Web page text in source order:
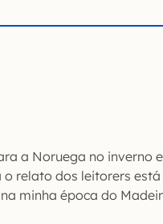
a Noruega no inverno
relato dos leitorers
minha época do